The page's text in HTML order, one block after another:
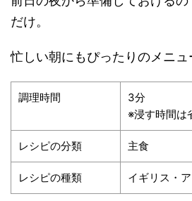
だけ。
忙しい朝にもぴったりのメニュ
調理時間
3分
※浸す時間は
レシピの分類 主食
レシピの種類 イギリス・